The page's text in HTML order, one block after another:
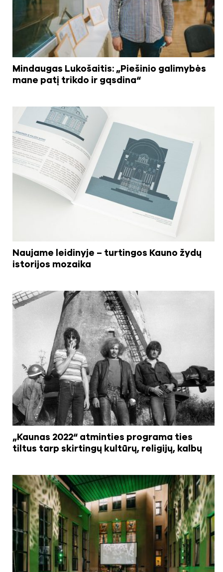
Mindaugas Lukošaitis: „Piešinio galimybės
mane patį trikdo ir gąsdina“
Naujame leidinyje – turtingos Kauno žydų
istorijos mozaika
„Kaunas 2022“ atminties programa ties
tiltus tarp skirtingų kultūrų, religijų, kalbų